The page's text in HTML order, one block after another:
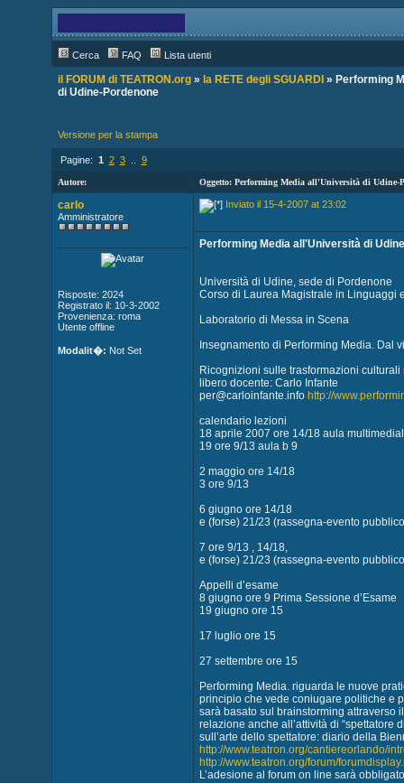
Cerca FAQ Lista utenti
il FORUM di TEATRON.org» la RETE degli SGUARDI » Performing
di Udine-Pordenone
Versione per la stampa
Pagine: 1 2 3.. 9
Autore: Oggetto: Performing Media all'Università di Udine-
carlo
Amministratore
Risposte: 2024
Registrato il: 10-3-2002
Provenienza: roma
Utente offline
Modalit�: Not Set
Inviato il 15-4-2007 at 23:02
Performing Media all'Università di
Università di Udine, sede di Pordenone
Corso di Laurea Magistrale in Linguaggi
Laboratorio di Messa in Scena
Insegnamento di Performing Media. Dal
Ricognizioni sulle trasformazioni
libero docente: Carlo Infante
per@carloinfante.info http://
calendario lezioni
18 aprile 2007 ore 14/18 aula
19 ore 9/13 aula b 9
2 maggio ore 14/18
3 ore 9/13
6 giugno ore 14/18
e (forse) 21/23 (rassegna-evento
7 ore 9/13 , 14/18,
e (forse) 21/23 (rassegna-evento
Appelli d’esame
8 giugno ore 9 Prima Sessione d’Esame
19 giugno ore 15
17 luglio ore 15
27 settembre ore 15
Performing Media. riguarda le nuove
principio che vede coniugare politiche e
sarà basato sul brainstorming attraverso
relazione anche all’attività di “spettatore
sull’arte dello spettatore: diario della
http://www.teatron.org/cantiereorlando/
http://www.teatron.org/forum/
L’adesione al forum on line sarà